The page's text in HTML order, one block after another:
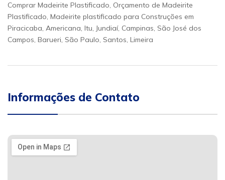
Comprar Madeirite Plastificado, Orçamento de Madeirite
Plastificado, Madeirite plastificado para Construções em
Piracicaba, Americana, Itu, Jundiaí, Campinas, São José dos
Campos, Barueri, São Paulo, Santos, Limeira
Informações de Contato